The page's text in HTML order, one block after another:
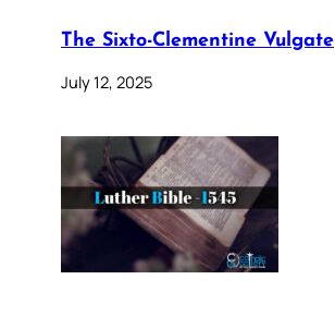
The Sixto-Clementine Vulgate
July 12, 2025